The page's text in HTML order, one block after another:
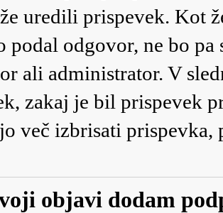
uredili prispevek. Kot
podal odgovor, ne bo
ali administrator. V
zakaj je bil prispevek
več izbrisati prispevka,
objavi dodam